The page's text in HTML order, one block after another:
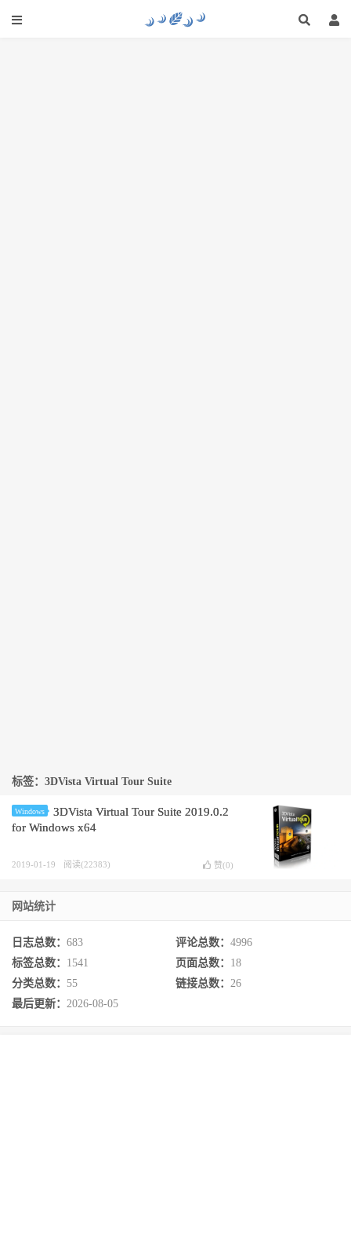
标签：3DVista Virtual Tour Suite
Windows
3DVista Virtual Tour Suite 2019.0.2
for Windows x64
2019-01-19 阅读(22383) 赞(0)
网站统计
日志总数： 683 评论总数： 4996
标签总数： 1541 页面总数： 18
分类总数： 55 链接总数： 26
最后更新： 2026-08-05